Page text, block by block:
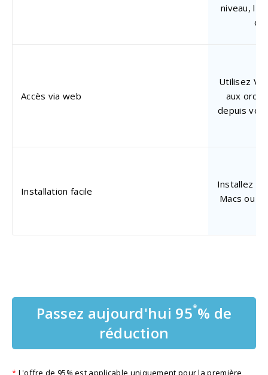
niveau,
Accès via web
Utilisez
aux
depuis
Installation facile
Installez et
Macs ou
Passez aujourd'hui 95*% de
réduction
* L'offre de 95% est applicable uniquement pour la première